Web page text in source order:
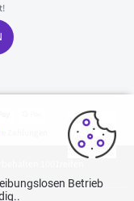
Zahlungen
1001reifen
Betrieb